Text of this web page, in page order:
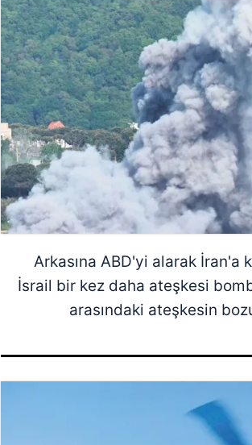
Arkasına ABD'yi alarak İran'a
İsrail bir kez daha ateşkesi
arasındaki ateşkesin